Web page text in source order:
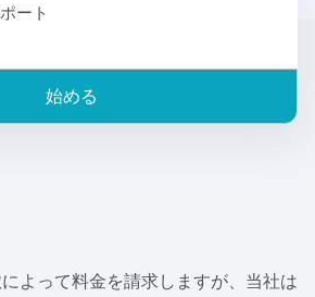
ート
始める
よって料金を請求しますが、当社は